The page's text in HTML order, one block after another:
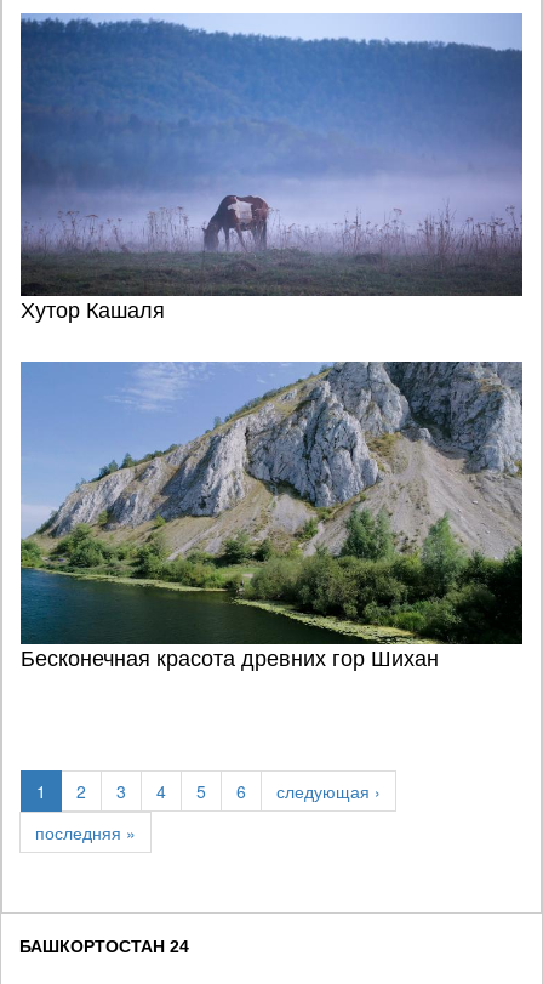
Хутор Кашаля
Бесконечная красота древних гор Шихан
1 2 3 4 5 6
следующая ›
последняя »
БАШКОРТОСТАН 24